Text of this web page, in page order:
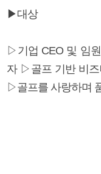
▶대상
▷기업 CEO 및 임
자 ▷골프 기반 비즈
▷골프를 사랑하며